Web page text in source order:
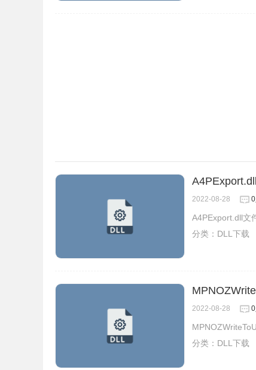
2022-08-28
A4PExport.dll文
分类： DLL下载
2022-08-28
分类： DLL下载